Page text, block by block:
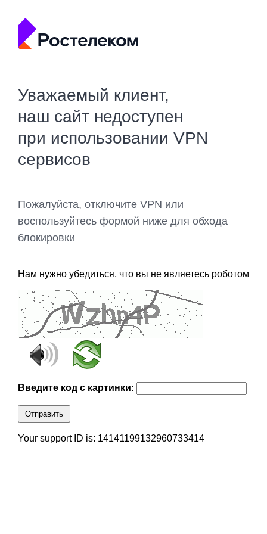
Уважаемый клиент,
наш сайт недоступен
при использовании VPN
сервисов
Пожалуйста, отключите VPN или
воспользуйтесь формой ниже для обхода
блокировки
Нам нужно убедиться, что вы не являетесь роботом
Введите код с картинки:
Отправить
Your support ID is: 14141199132960733414